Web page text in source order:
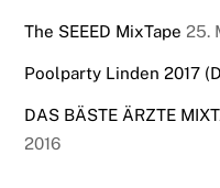
The SEEED MixTape 25.
Poolparty Linden 2017
DAS BÄSTE ÄRZTE
2016